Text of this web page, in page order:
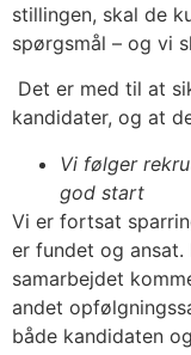
stillingen, skal de
spørgsmål – og vi
Det er med til at
kandidater, og at
Vi følger
god start
Vi er fortsat
er fundet og ansat.
samarbejdet
andet
både kandidaten